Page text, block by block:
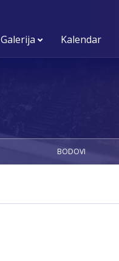
Galerija Kalendar
BODOVI